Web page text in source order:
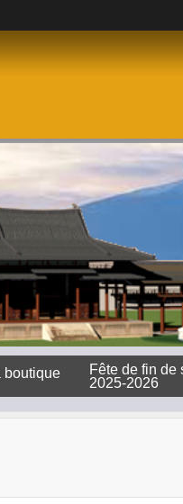
boutique
Fête de fin de
2025-2026